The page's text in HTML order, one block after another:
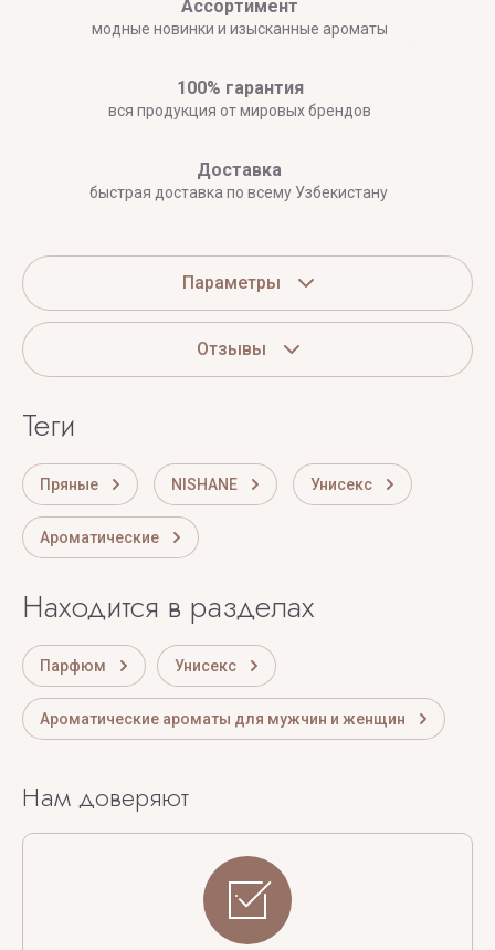
Ассортимент
модные новинки и изысканные ароматы
100% гарантия
вся продукция от мировых брендов
Доставка
быстрая доставка по всему Узбекистану
Параметры
Отзывы
теги
Пряные NISHANE Унисекс
Ароматические
Находится в разделах
Парфюм Унисекс
Ароматические ароматы для мужчин и женщин
Нам доверяют